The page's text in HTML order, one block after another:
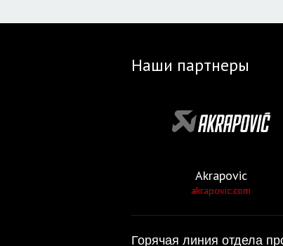
Наши партнеры
Akrapovic
akrapovic.com
Горячая линия отдела